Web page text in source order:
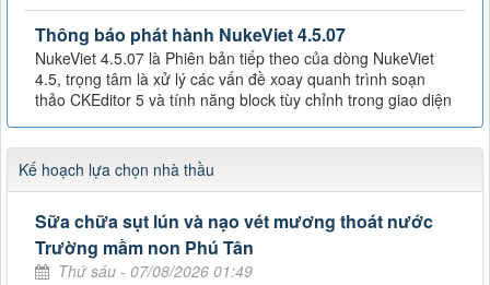
Thông báo phát hành NukeViet 4.5.07
NukeViet 4.5.07 là Phiên bản tiếp theo của dòng NukeViet
4.5, trọng tâm là xử lý các vấn đề xoay quanh trình soạn
thảo CKEditor 5 và tính năng block tùy chỉnh trong giao diện
Kế hoạch lựa chọn nhà thầu
Sữa chữa sụt lún và nạo vét mương thoát nước
Trường mầm non Phú Tân
Thứ sáu - 07/08/2026 01:49